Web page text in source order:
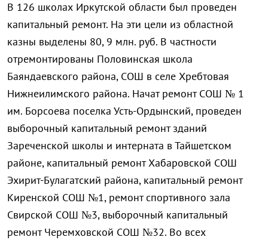
В 126 школах Иркутской области был проведен
капитальный ремонт. На эти цели из областной
казны выделены 80, 9 млн. руб. В частности
отремонтированы Половинская школа
Баяндаевского района, СОШ в селе Хребтовая
Нижнеилимского района. Начат ремонт СОШ № 1
им. Борсоева поселка Усть-Ордынский, проведен
выборочный капитальный ремонт зданий
Зареченской школы и интерната в Тайшетском
районе, капитальный ремонт Хабаровской СОШ
Эхирит-Булагатский района, капитальный ремонт
Киренской СОШ №1, ремонт спортивного зала
Свирской СОШ №3, выборочный капитальный
ремонт Черемховской СОШ №32. Во всех